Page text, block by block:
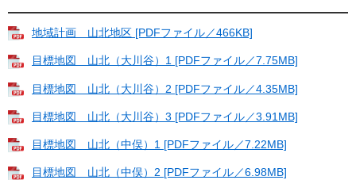
地域計画 山北地区 [PDFファイル／466KB]
目標地図 山北（大川谷）1 [PDFファイル／7.75MB]
目標地図 山北（大川谷）2 [PDFファイル／4.35MB]
目標地図 山北（大川谷）3 [PDFファイル／3.91MB]
目標地図 山北（中俣）1 [PDFファイル／7.22MB]
目標地図 山北（中俣）2 [PDFファイル／6.98MB]